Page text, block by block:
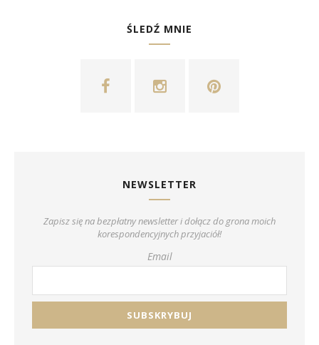
ŚLEDŹ MNIE
NEWSLETTER
Zapisz się na bezpłatny newsletter i dołącz do grona moich
korespondencyjnych przyjaciół!
Email